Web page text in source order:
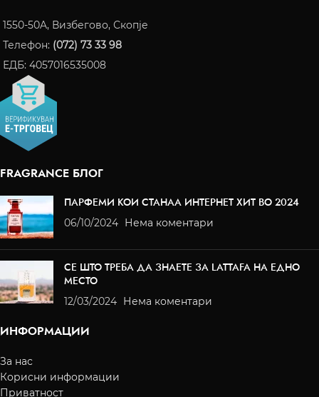
1550-50A, Визбегово, Скопје
Телефон: (072) 73 33 98
ЕДБ: 4057016535008
FRAGRANCE БЛОГ
ПАРФЕМИ КОИ СТАНАА ИНТЕРНЕТ ХИТ ВО 2024
06/10/2024 Нема коментари
СЕ ШТО ТРЕБА ДА ЗНАЕТЕ ЗА LATTAFA НА ЕДНО
МЕСТО
12/03/2024 Нема коментари
ИНФОРМАЦИИ
За нас
Корисни информации
Приватност